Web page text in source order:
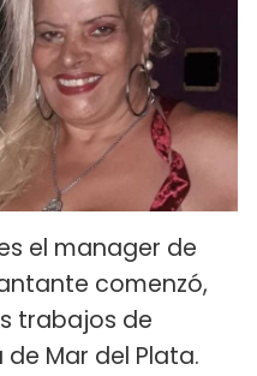
el manager de
comenzó,
trabajos de
Mar del Plata.